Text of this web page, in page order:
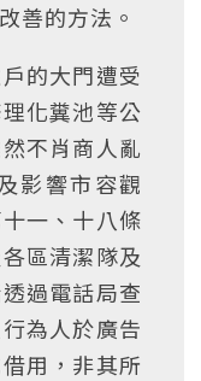
善的方法。
的大門遭受
化糞池等公
不肖商人亂
影響市容觀
一、十八條
區清潔隊及
過電話局查
為人於廣告
用，非其所